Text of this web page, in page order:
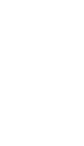
בכלי הרכב שלנו.